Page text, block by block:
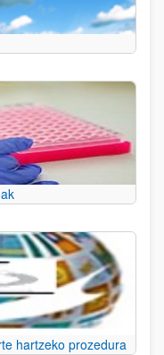
hartzeko prozedura